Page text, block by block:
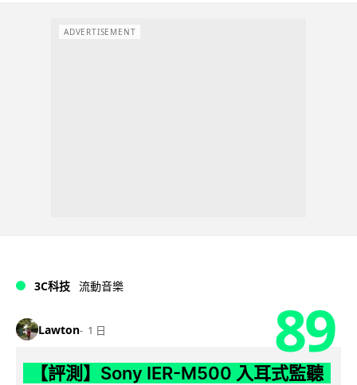
ADVERTISEMENT
3C科技 流動音樂
Lawton 1 日 89
【評測】Sony IER-M500 入耳式監聽